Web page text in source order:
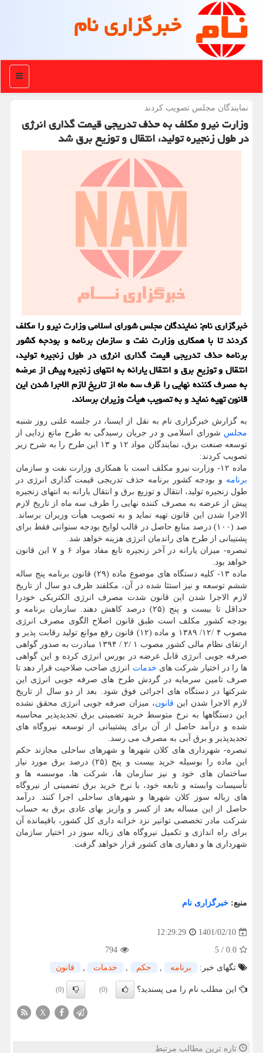
خبرگزاری نام
منو
نمایندگان مجلس تصویب كردند
وزارت نیرو مکلف به حذف تدریجی قیمت گذاری انرژی
در طول زنجیره تولید، انتقال و توزیع برق شد
خبرگزاری نام: نمایندگان مجلس شورای اسلامی وزارت نیرو را مکلف
کردند تا با همکاری وزارت نفت و سازمان برنامه و بودجه کشور
برنامه حذف تدریجی قیمت گذاری انرژی در طول زنجیره تولید،
انتقال و توزیع برق و انتقال یارانه به انتهای زنجیره پیش از عرضه
به مصرف کننده نهایی را ظرف سه ماه از تاریخ لازم الاجرا شدن این
قانون تهیه نماید و به تصویب هیأت وزیران برساند.
به گزارش خبرگزاری نام به نقل از ایسنا، در جلسه علنی روز شنبه
مجلس شورای اسلامی و در جریان رسیدگی به طرح مانع زدایی از
توسعه صنعت برق، نمایندگان مواد ۱۲ و ۱۳ این طرح را به شرح زیر
تصویب کردند:
ماده ۱۲- وزارت نیرو مکلف است با همکاری وزارت نفت و سازمان
برنامه و بودجه کشور برنامه حذف تدریجی قیمت گذاری انرژی در
طول زنجیره تولید، انتقال و توزیع برق و انتقال یارانه به انتهای زنجیره
پیش از عرضه به مصرف کننده نهایی را ظرف سه ماه از تاریخ لازم
الاجرا شدن این قانون تهیه نماید و به تصویب هیأت وزیران برساند.
صد (۱۰۰) درصد منابع حاصل در قالب لوایح بودجه سنوانی فقط برای
پشتیبانی از طرح های راندمان انرژی هزینه خواهد شد.
تبصره- میزان یارانه در آخر زنجیره تابع مفاد مواد ۶ و ۷ این قانون
خواهد بود.
ماده ۱۳- کلیه دستگاه های موضوع ماده (۲۹) قانون برنامه پنج ساله
ششم توسعه و نیز استثا شده در آن، مکلفند ظرف دو سال از تاریخ
لازم الاجرا شدن این قانون شدت مصرف انرژی الکتریکی خودرا
حداقل تا بیست و پنج (۲۵) درصد کاهش دهند. سازمان برنامه و
بودجه کشور مکلف است طبق قانون اصلاح الگوی مصرف انرژی
مصوب ۴ /۱۲/ ۱۳۸۹ و ماده (۱۲) قانون رفع موانع تولید رقابت پذیر و
ارتقای نظام مالی کشور مصوب ۱ /۲ / ۱۳۹۴ مبادرت به صدور گواهی
صرفه جویی انرژی قابل عرضه در بورس انرژی کرده و این گواهی
ها را در اختیار شرکت های خدمات انرژی صاحب صلاحیت قرار دهد تا
صرف تامین سرمایه در گردش طرح های صرفه جویی انرژی این
شرکتها در دستگاه های اجرائی فوق شود. بعد از دو سال از تاریخ
لازم الاجرا شدن این قانون، میزان صرفه جویی انرژی محقق نشده
این دستگاهها به نرخ متوسط خرید تضمینی برق تجدیدپذیر محاسبه
شده و درآمد حاصل از آن برای پشتیبانی از توسعه نیروگاه های
تجدیدپذیر و برق آبی به مصرف می رسد.
تبصره- شهرداری های کلان شهرها و شهرهای ساحلی مجازند حکم
این ماده را بوسیله خرید بیست و پنج (۲۵) درصد برق مورد نیاز
ساختمان های خود و نیز سازمان ها، شرکت ها، موسسه ها و
تأسیسات وابسته و تابعه خود، با نرخ خرید برق تضمینی از نیروگاه
های زباله سوز کلان شهرها و شهرهای ساحلی اجرا کنند. درآمد
حاصل از این مساله بعد از کسر و واریز بهای عادی برق به حساب
شرکت مادر تخصصی توانیر نزد خزانه داری کل کشور، باقیمانده آن
برای راه اندازی و تکمیل نیروگاه های زباله سوز در اختیار سازمان
شهرداری ها و دهیاری های کشور قرار خواهد گرفت.
منبع: خبرگزاری نام
1401/02/10
12:29:29
0.0
/
5
794
تگهای خبر:
برنامه , حكم , خدمات , قانون
این مطلب نام را می پسندید؟ (0)
(0)
X
تازه ترین مطالب مرتبط